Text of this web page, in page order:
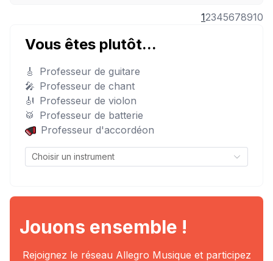
12345678910
Vous êtes plutôt...
🎸
Professeur de guitare
🎤 Professeur de chant
🎻 Professeur de violon
🥁 Professeur de batterie
Professeur d'accordéon
Jouons ensemble !
Rejoignez le réseau Allegro Musique et participez